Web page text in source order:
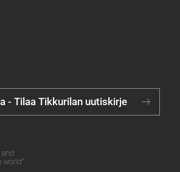
- Tilaa Tikkurilan uutiskirje